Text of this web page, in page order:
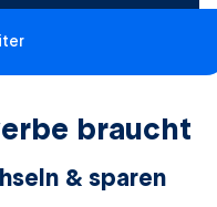
braucht
& sparen